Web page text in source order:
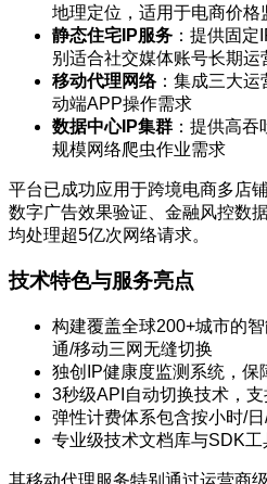
地理定位，适用于电商价
静态住宅IP服务 ：提供固
别适合社交媒体账号长期运
移动代理网络：集成三大运
动端APP操作需求
数据中心IP集群 ：提供高
规模网络爬虫作业需求
平台已成功应用于跨境电商多店
数字广告效果验证、金融风控数
均处理超5亿次网络请求。
技术特色与服务亮点
构建覆盖全球200+城市的
通/移动三网无缝切换
独创IP健康度监测系统，
3秒级API自动切换技术，
弹性计费体系包含按小时/
专业级技术文档库与SDK